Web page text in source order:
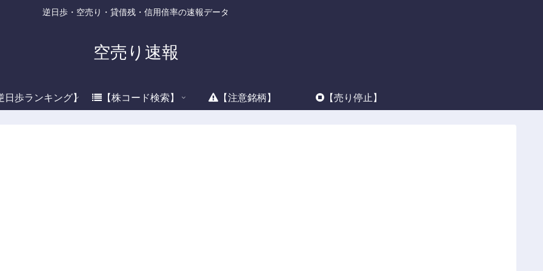
逆日歩・空売り・貸借残・信用倍率の速報データ
空売り速報
日歩ランキング】 【株コード検索】 【注意銘柄】 【売り停止】